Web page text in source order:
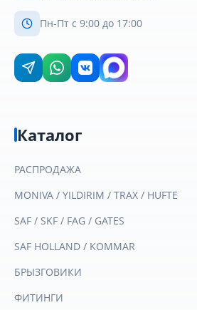
Пн-Пт с 9:00 до 17:00
Каталог
РАСПРОДАЖА
MONIVA / YILDIRIM / TRAX / HUFTE
SAF / SKF / FAG / GATES
SAF HOLLAND / KOMMAR
БРЫЗГОВИКИ
ФИТИНГИ